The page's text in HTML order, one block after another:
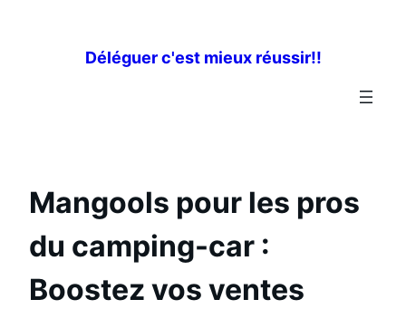
Déléguer c'est mieux réussir!!
Mangools pour les pros
du camping-car :
Boostez vos ventes